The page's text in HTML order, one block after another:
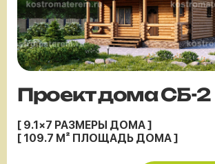
Проект дома СБ-2
[ 9.1×7 РАЗМЕРЫ ДОМА ]
[ 109.7 М² ПЛОЩАДЬ ДОМА ]